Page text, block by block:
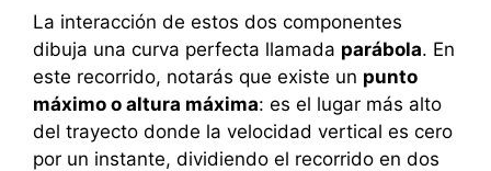
La interacción de estos dos componentes
dibuja una curva perfecta llamada parábola. En
este recorrido, notarás que existe un punto
máximo o altura máxima: es el lugar más alto
del trayecto donde la velocidad vertical es cero
por un instante, dividiendo el recorrido en dos